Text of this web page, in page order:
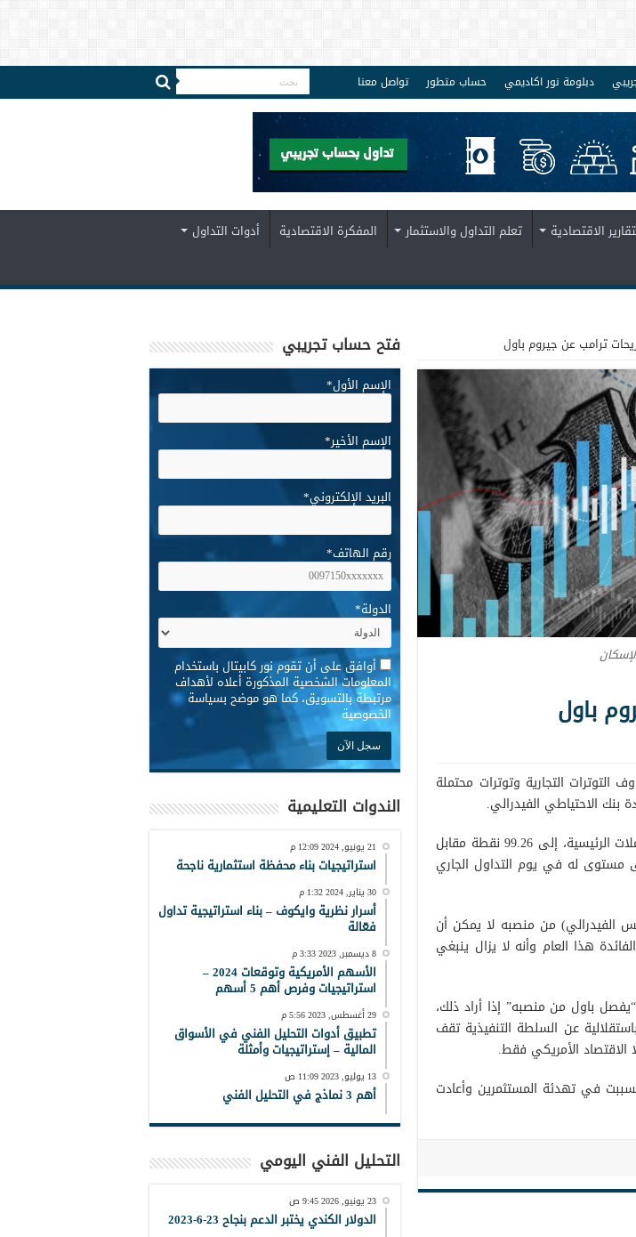
دبلومة نور اكاديمي حساب متطور تواصل معنا
الاقتصادية تعلم التداول والاستثمار المفكرة الاقتصادية
أدوات التداول
ترامب عن جيروم باول
باول
التوترات التجارية وتوترات محتملة
بنك الاحتياطي الفيدرالي.
وهبط مؤشر الدولار، الذي يركز على أداء العملة الأمريكية مقابل سلة العملات الرئيسية، إلى 99.26 نقطة مقابل
المؤشر إلى أعلى مستوى له في يوم التداول الجاري
الفيدرالي) من منصبه لا يمكن أن
هذا العام وأنه لا يزال ينبغي
باول من منصبه” إذا أراد ذلك،
عن السلطة التنفيذية تقف
الاقتصاد الأمريكي فقط.
في تهدئة المستثمرين وأعادت
فتح حساب تجريبي
الإسم الأول*
الإسم الأخير*
البريد الإلكتروني*
رقم الهاتف*
الدولة*
* أوافق على أن تقوم نور كابيتال باستخدام
المعلومات الشخصية المذكورة أعلاه لأهداف
مرتبطة بالتسويق، كما هو موضح بسياسة
الخصوصية
الندوات التعليمية
21 يونيو, 2024 12:09 م
استراتيجيات بناء محفظة استثمارية ناجحة
30 يناير, 2024 1:32 م
أسرار نظرية وايكوف – بناء استراتيجية تداول
فعّالة
8 ديسمبر, 2023 3:33 م
الأسهم الأمريكية وتوقعات 2024 –
استراتيجيات وفرص أهم 5 أسهم
29 أغسطس, 2023 5:56 م
تطبيق أدوات التحليل الفني في الأسواق
المالية – إستراتيجيات وأمثلة
13 يوليو, 2023 11:09 ص
أهم 3 نماذج في التحليل الفني
التحليل الفني اليومي
23 يونيو, 2026 9:45 ص
الدولار الكندي يختبر الدعم بنجاح 23-6-2023